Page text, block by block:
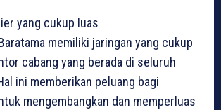
yang cukup luas
memiliki jaringan yang cukup
cabang yang berada di seluruh
ini memberikan peluang bagi
mengembangkan dan memperluas